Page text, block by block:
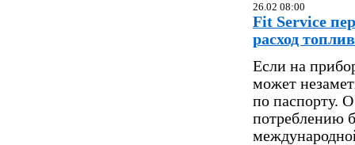
26.02 08:00
Fit Service
расход
Если на
может
по паспорту.
потреблению